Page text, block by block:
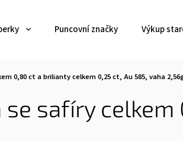
Puncovní značky Výkup
0,80 ct a brilianty celkem 0,25 ct, Au 585, vaha
safíry